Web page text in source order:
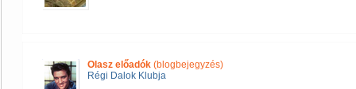
Olasz előadók (blogbejegyzés)
Régi Dalok Klubja